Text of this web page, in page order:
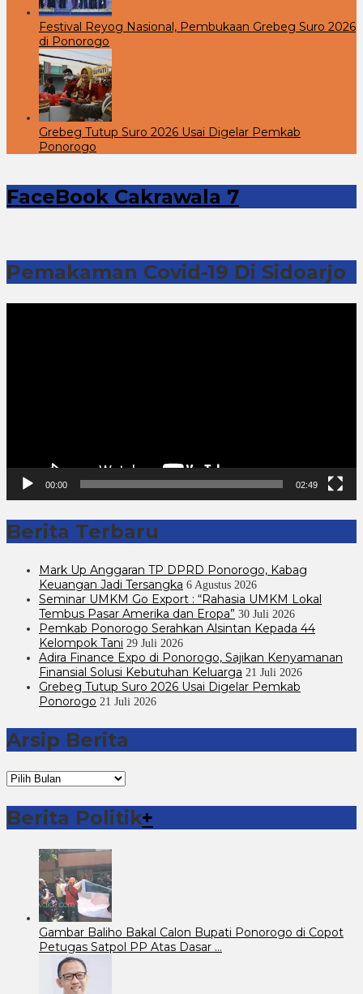
Festival Reyog Nasional, Pembukaan Grebeg Suro 2026
di Ponorogo
Grebeg Tutup Suro 2026 Usai Digelar Pemkab
Ponorogo
FaceBook Cakrawala 7
Pemakaman Covid-19 Di Sidoarjo
00:00 02:49
Berita Terbaru
Mark Up Anggaran TP DPRD Ponorogo, Kabag
Keuangan Jadi Tersangka 6 Agustus 2026
Seminar UMKM Go Export : “Rahasia UMKM Lokal
Tembus Pasar Amerika dan Eropa” 30 Juli 2026
Pemkab Ponorogo Serahkan Alsintan Kepada 44
Kelompok Tani 29 Juli 2026
Adira Finance Expo di Ponorogo, Sajikan Kenyamanan
Finansial Solusi Kebutuhan Keluarga 21 Juli 2026
Grebeg Tutup Suro 2026 Usai Digelar Pemkab
Ponorogo 21 Juli 2026
Arsip Berita
Arsip
Berita
Berita Politik+
Gambar Baliho Bakal Calon Bupati Ponorogo di Copot
Petugas Satpol PP Atas Dasar …